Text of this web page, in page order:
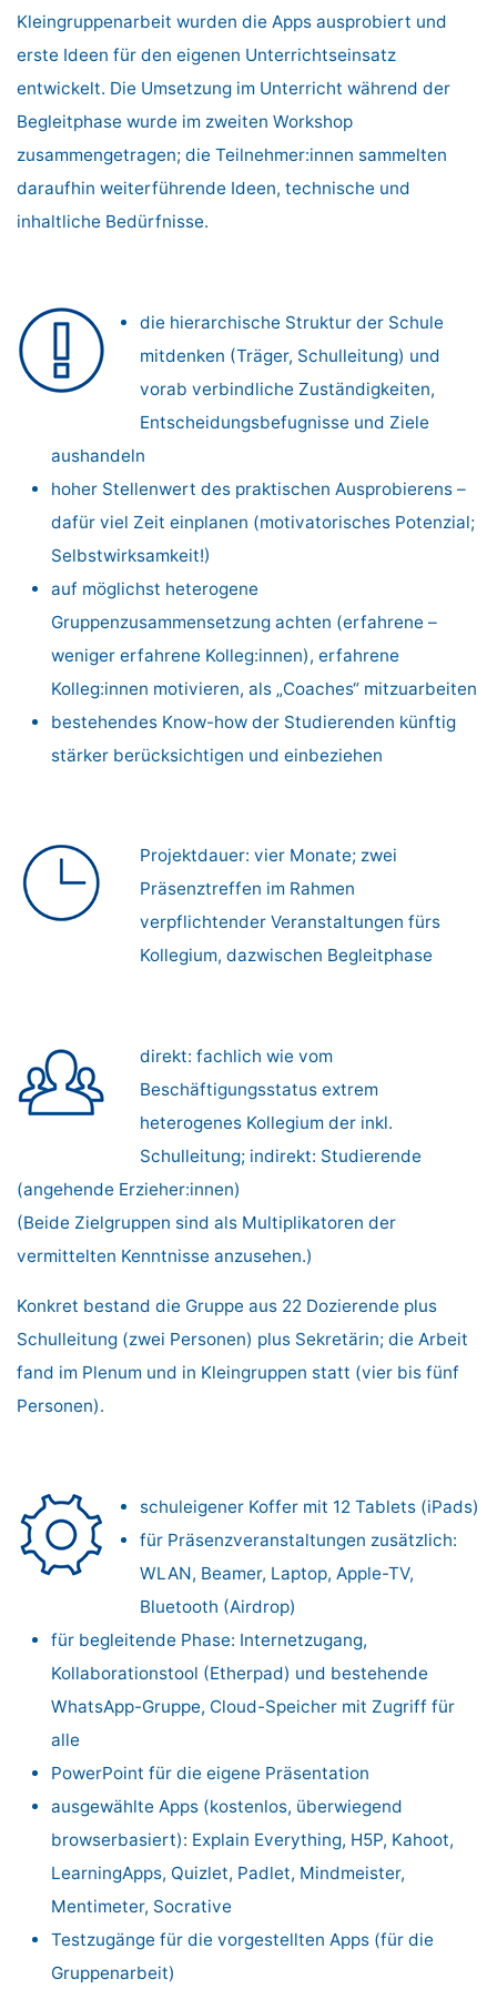
Kleingruppenarbeit wurden die Apps ausprobiert und
erste Ideen für den eigenen Unterrichtseinsatz
entwickelt. Die Umsetzung im Unterricht während der
Begleitphase wurde im zweiten Workshop
zusammengetragen; die Teilnehmer:innen sammelten
daraufhin weiterführende Ideen, technische und
inhaltliche Bedürfnisse.
die hierarchische Struktur der Schule
mitdenken (Träger, Schulleitung) und
vorab verbindliche Zuständigkeiten,
Entscheidungsbefugnisse und Ziele
aushandeln
hoher Stellenwert des praktischen Ausprobierens –
dafür viel Zeit einplanen (motivatorisches Potenzial;
Selbstwirksamkeit!)
auf möglichst heterogene
Gruppenzusammensetzung achten (erfahrene –
weniger erfahrene Kolleg:innen), erfahrene
Kolleg:innen motivieren, als „Coaches“ mitzuarbeiten
bestehendes Know-how der Studierenden künftig
stärker berücksichtigen und einbeziehen
Projektdauer: vier Monate; zwei
Präsenztreffen im Rahmen
verpflichtender Veranstaltungen fürs
Kollegium, dazwischen Begleitphase
direkt: fachlich wie vom
Beschäftigungsstatus extrem
heterogenes Kollegium der inkl.
Schulleitung; indirekt: Studierende
(angehende Erzieher:innen)
(Beide Zielgruppen sind als Multiplikatoren der
vermittelten Kenntnisse anzusehen.)
Konkret bestand die Gruppe aus 22 Dozierende plus
Schulleitung (zwei Personen) plus Sekretärin; die Arbeit
fand im Plenum und in Kleingruppen statt (vier bis fünf
Personen).
schuleigener Koffer mit 12 Tablets (iPads)
für Präsenzveranstaltungen zusätzlich:
WLAN, Beamer, Laptop, Apple-TV,
Bluetooth (Airdrop)
für begleitende Phase: Internetzugang,
Kollaborationstool (Etherpad) und bestehende
WhatsApp-Gruppe, Cloud-Speicher mit Zugriff für
alle
PowerPoint für die eigene Präsentation
ausgewählte Apps (kostenlos, überwiegend
browserbasiert): Explain Everything, H5P, Kahoot,
LearningApps, Quizlet, Padlet, Mindmeister,
Mentimeter, Socrative
Testzugänge für die vorgestellten Apps (für die
Gruppenarbeit)